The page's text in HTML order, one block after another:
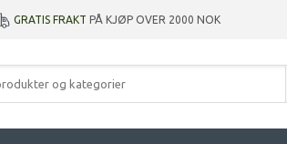
GRATIS FRAKT PÅ KJØP OVER 2000 NOK